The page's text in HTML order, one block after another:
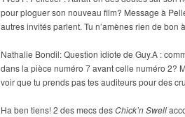
pour ploguer son nouveau film? Message à
autres invités parlent. Tu n’amènes rien de bon
Nathalie Bondil: Question idiote de Guy.A :
dans la pièce numéro 7 avant celle numéro 2?
voir que tu prends pas tes auditeurs pour des
Ha ben tiens! 2 des mecs desChick’n Swell